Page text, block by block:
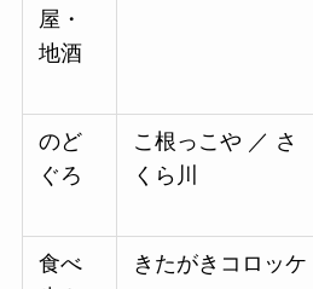
屋・
地酒
のど
ぐろ
こ根っこや ／ さ
くら川
食べ
きたがきコロッケ